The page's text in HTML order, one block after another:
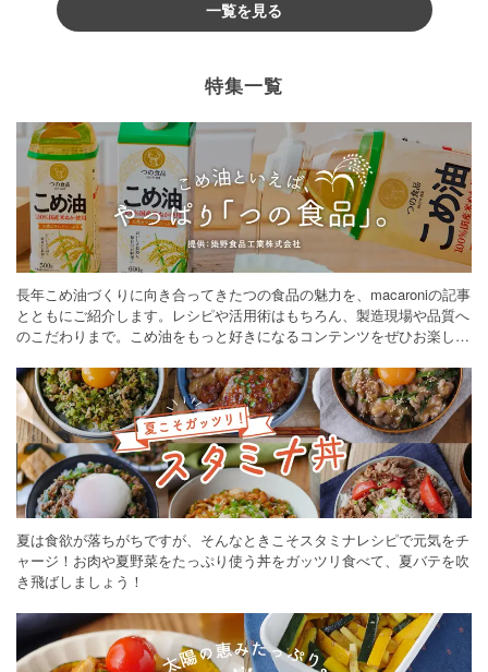
一覧を見る
特集一覧
長年こめ油づくりに向き合ってきたつの食品の魅力を、macaroniの記事
とともにご紹介します。レシピや活用術はもちろん、製造現場や品質へ
のこだわりまで。こめ油をもっと好きになるコンテンツをぜひお楽しみ
夏は食欲が落ちがちですが、そんなときこそスタミナレシピで元気をチ
ャージ！お肉や夏野菜をたっぷり使う丼をガッツリ食べて、夏バテを吹
き飛ばしましょう！